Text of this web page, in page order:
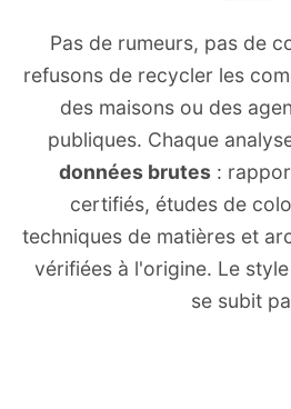
Pas de rumeurs, pas de
refusons de recycler les
des maisons ou des
publiques. Chaque
données brutes :
certifiés, études de
techniques de matières et
vérifiées à l'origine. Le
se subit